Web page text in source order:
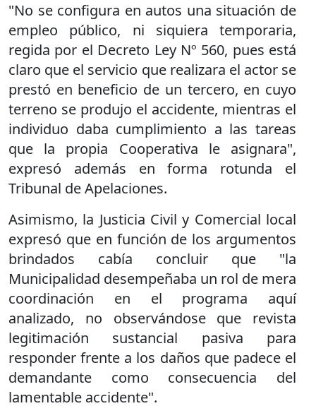
"No se configura en autos una situación de
empleo público, ni siquiera temporaria,
regida por el Decreto Ley Nº 560, pues está
claro que el servicio que realizara el actor se
prestó en beneficio de un tercero, en cuyo
terreno se produjo el accidente, mientras el
individuo daba cumplimiento a las tareas
que la propia Cooperativa le asignara",
expresó además en forma rotunda el
Tribunal de Apelaciones.
Asimismo, la Justicia Civil y Comercial local
expresó que en función de los argumentos
brindados cabía concluir que "la
Municipalidad desempeñaba un rol de mera
coordinación en el programa aquí
analizado, no observándose que revista
legitimación sustancial pasiva para
responder frente a los daños que padece el
demandante como consecuencia del
lamentable accidente".